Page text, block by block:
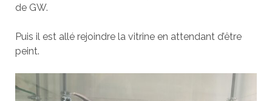
de GW.
Puis il est allé rejoindre la vitrine en attendant d’être
peint.